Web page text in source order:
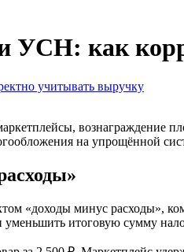
УСН: как
вознаграждение
на упрощённой
«доходы минус расходы»,
уменьшить итоговую сумму